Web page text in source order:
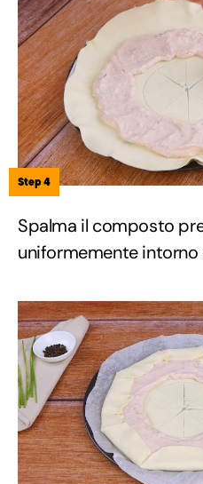
Step 4
Spalma il composto
uniformemente intorno